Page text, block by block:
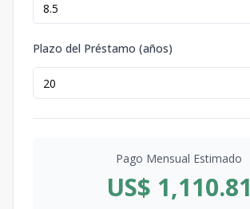
Plazo del Préstamo (años)
Pago Mensual Estimado
US$ 1,110.81